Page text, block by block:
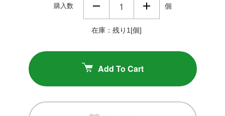
購入数 個
在庫：残り1[個]
Add To Cart